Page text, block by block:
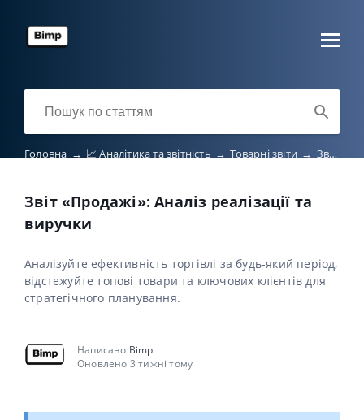
Головна → 📈 Аналітика та звітність → Товарні звіти → Звіт «Продажі»: Аналіз реалізації та виручки
Звіт «Продажі»: Аналіз реалізації та
виручки
Аналізуйте ефективність торгівлі за будь-який період,
відстежуйте топові товари та ключових клієнтів для
стратегічного планування.
Написано Bimp
Оновлено 3 тижні тому